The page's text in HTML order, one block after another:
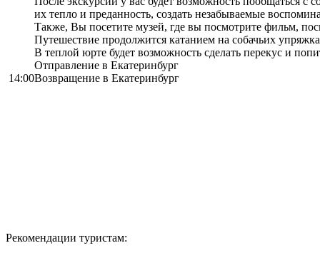
их тепло и преданность, создать незабываемые
Также, Вы посетите музей, где вы посмотрите фильм,
Путешествие продолжится катанием на собачьих
В теплой юрте будет возможность сделать перекус и
Отправление в Екатеринбург
14:00Возвращение в Екатеринбург
Рекомендации туристам: